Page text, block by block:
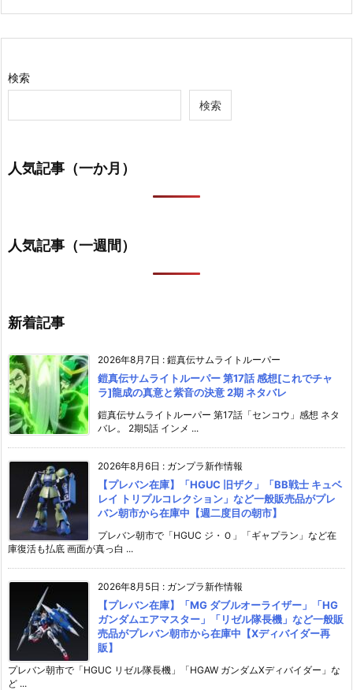
検索
検索
人気記事（一か月）
人気記事（一週間）
新着記事
2026年8月7日 : 鎧真伝サムライトルーパー
鎧真伝サムライトルーパー 第17話 感想[これでチャ
ラ]龍成の真意と紫音の決意 2期 ネタバレ
鎧真伝サムライトルーパー 第17話「センコウ」感想 ネタ
バレ。 2期5話 インメ ...
2026年8月6日 : ガンプラ新作情報
【プレバン在庫】「HGUC 旧ザク」「BB戦士 キュベ
レイ トリプルコレクション」など一般販売品がプレ
バン朝市から在庫中【週二度目の朝市】
プレバン朝市で「HGUC ジ・Ｏ」「ギャプラン」など在
庫復活も払底 画面が真っ白 ...
2026年8月5日 : ガンプラ新作情報
【プレバン在庫】「MG ダブルオーライザー」「HG
ガンダムエアマスター」「リゼル隊長機」など一般販
売品がプレバン朝市から在庫中【Xディバイダー再
販】
プレバン朝市で「HGUC リゼル隊長機」「HGAW ガンダムXディバイダー」な
ど ...